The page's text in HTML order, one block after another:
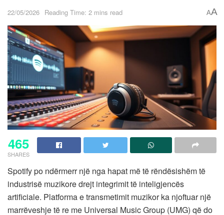
22/05/2026 Reading Time: 2 mins read AA
465
SHARES
Spotify po ndërmerr një nga hapat më të rëndësishëm të
industrisë muzikore drejt integrimit të inteligjencës
artificiale. Platforma e transmetimit muzikor ka njoftuar një
marrëveshje të re me Universal Music Group (UMG) që do